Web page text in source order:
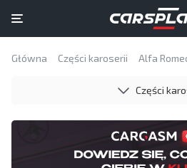
Główna Części karoserii Alfa
Części